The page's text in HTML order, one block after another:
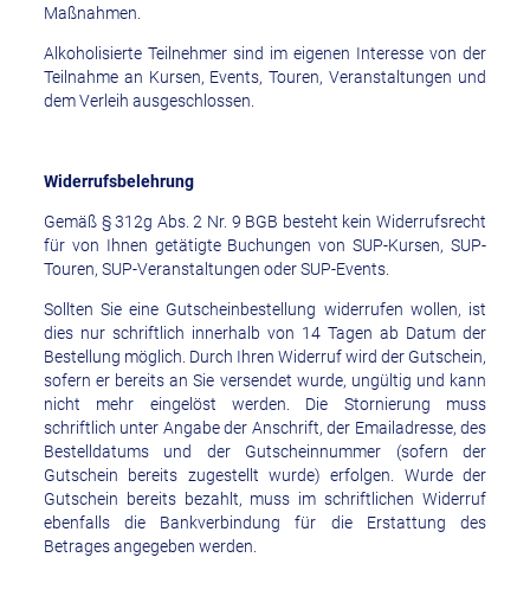
Maßnahmen.
Alkoholisierte Teilnehmer sind im eigenen Interesse von der
Teilnahme an Kursen, Events, Touren, Veranstaltungen und
dem Verleih ausgeschlossen.
Widerrufsbelehrung
Gemäß § 312g Abs. 2 Nr. 9 BGB besteht kein Widerrufsrecht
für von Ihnen getätigte Buchungen von SUP-Kursen, SUP-
Touren, SUP-Veranstaltungen oder SUP-Events.
Sollten Sie eine Gutscheinbestellung widerrufen wollen, ist
dies nur schriftlich innerhalb von 14 Tagen ab Datum der
Bestellung möglich. Durch Ihren Widerruf wird der Gutschein,
sofern er bereits an Sie versendet wurde, ungültig und kann
nicht mehr eingelöst werden. Die Stornierung muss
schriftlich unter Angabe der Anschrift, der Emailadresse, des
Bestelldatums und der Gutscheinnummer (sofern der
Gutschein bereits zugestellt wurde) erfolgen. Wurde der
Gutschein bereits bezahlt, muss im schriftlichen Widerruf
ebenfalls die Bankverbindung für die Erstattung des
Betrages angegeben werden.